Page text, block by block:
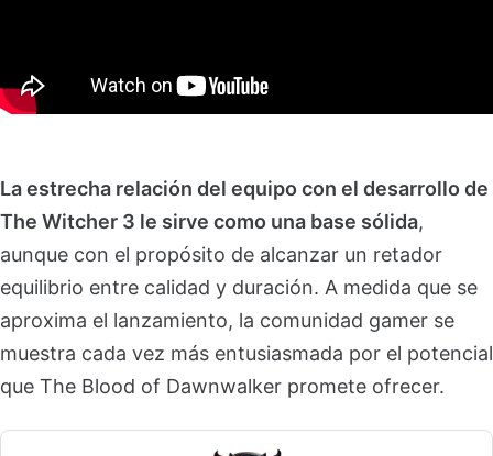
La estrecha relación del equipo con el desarrollo de
The Witcher 3 le sirve como una base sólida,
aunque con el propósito de alcanzar un retador
equilibrio entre calidad y duración. A medida que se
aproxima el lanzamiento, la comunidad gamer se
muestra cada vez más entusiasmada por el potencial
que The Blood of Dawnwalker promete ofrecer.